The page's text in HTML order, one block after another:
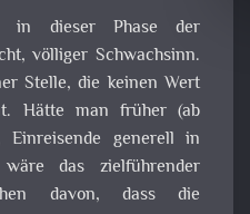
in dieser Phase der
völliger Schwachsinn.
Stelle, die keinen Wert
Hätte man früher (ab
Einreisende generell in
das zielführender
davon, dass die